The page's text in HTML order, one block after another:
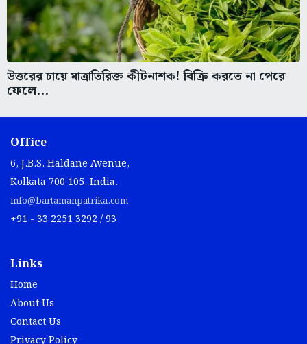
উত্তরের চায়ে মাত্রাতিরিক্ত কীটনাশক! বিক্রি করতে না পেরে
ফেলে...
Office
6, J.B.S. Haldane Avenue,
Kolkata 700 105, India.
info@bartamanpatrika.com
+91 - 33 2251 3292 / 93
Links
Home
About Us
Contact Us
Privacy Policy